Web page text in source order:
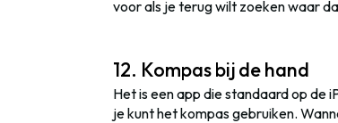
voor als je terug wilt zoeken waar
12. Kompas bij de hand
Het is een app die standaard op de
je kunt het kompas gebruiken.